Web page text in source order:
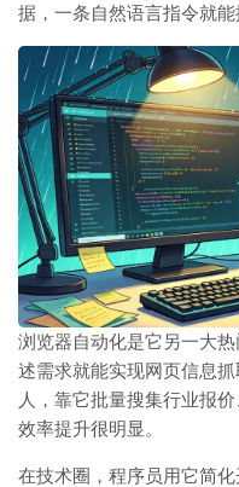
据，一条自然语言指令就能
浏览器自动化是它另一大
述需求就能实现网页信息
人，靠它批量搜集行业报
效率提升很明显。
在技术圈，程序员用它简